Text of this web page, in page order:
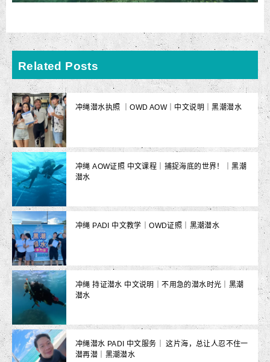
Related Posts
冲绳潜水执照 ｜OWD AOW｜中文说明｜黑潮潜水
冲绳 AOW证照 中文课程｜捕捉海底的世界！｜黑潮
潜水
冲绳 PADI 中文教学｜OWD证照｜黑潮潜水
冲绳 持证潜水 中文说明｜不用急的潜水时光｜黑潮
潜水
冲绳潜水 PADI 中文服务｜ 这片海，总让人忍不住一
潜再潜｜黑潮潜水